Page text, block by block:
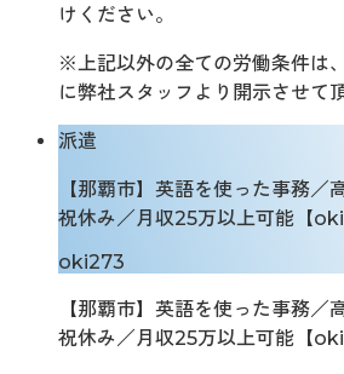
けください。
※上記以外の全ての労働条件は
に弊社スタッフより開示させて
派遣
【那覇市】英語を使った事務／
祝休み／月収25万以上可能【
oki273
【那覇市】英語を使った事務／
祝休み／月収25万以上可能【